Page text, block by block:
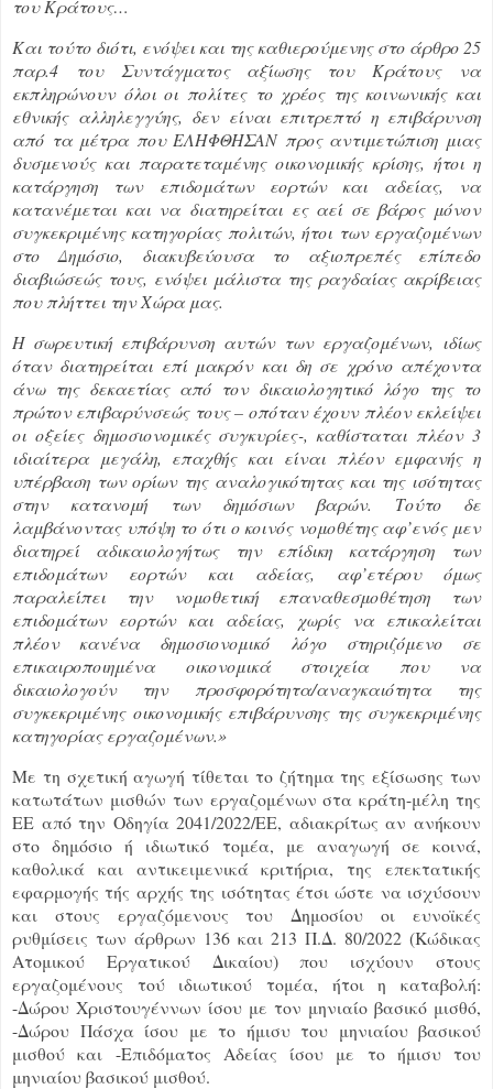
του Κράτους…
Και τούτο διότι, ενόψει και της καθιερούμενης στο άρθρο 25
παρ.4 του Συντάγματος αξίωσης του Κράτους να
εκπληρώνουν όλοι οι πολίτες το χρέος της κοινωνικής και
εθνικής αλληλεγγύης, δεν είναι επιτρεπτό η επιβάρυνση
από τα μέτρα που ΕΛΗΦΘΗΣΑΝ προς αντιμετώπιση μιας
δυσμενούς και παρατεταμένης οικονομικής κρίσης, ήτοι η
κατάργηση των επιδομάτων εορτών και αδείας, να
κατανέμεται και να διατηρείται ες αεί σε βάρος μόνον
συγκεκριμένης κατηγορίας πολιτών, ήτοι των εργαζομένων
στο Δημόσιο, διακυβεύουσα το αξιοπρεπές επίπεδο
διαβιώσεώς τους, ενόψει μάλιστα της ραγδαίας ακρίβειας
που πλήττει την Χώρα μας.
Η σωρευτική επιβάρυνση αυτών των εργαζομένων, ιδίως
όταν διατηρείται επί μακρόν και δη σε χρόνο απέχοντα
άνω της δεκαετίας από τον δικαιολογητικό λόγο της το
πρώτον επιβαρύνσεώς τους – οπόταν έχουν πλέον εκλείψει
οι οξείες δημοσιονομικές συγκυρίες-, καθίσταται πλέον 3
ιδιαίτερα μεγάλη, επαχθής και είναι πλέον εμφανής η
υπέρβαση των ορίων της αναλογικότητας και της ισότητας
στην κατανομή των δημόσιων βαρών. Τούτο δε
λαμβάνοντας υπόψη το ότι ο κοινός νομοθέτης αφ’ενός μεν
διατηρεί αδικαιολογήτως την επίδικη κατάργηση των
επιδομάτων εορτών και αδείας, αφ’ετέρου όμως
παραλείπει την νομοθετική επαναθεσμοθέτηση των
επιδομάτων εορτών και αδείας, χωρίς να επικαλείται
πλέον κανένα δημοσιονομικό λόγο στηριζόμενο σε
επικαιροποιημένα οικονομικά στοιχεία που να
δικαιολογούν την προσφορότητα/αναγκαιότητα της
συγκεκριμένης οικονομικής επιβάρυνσης της συγκεκριμένης
κατηγορίας εργαζομένων.»
Με τη σχετική αγωγή τίθεται το ζήτημα της εξίσωσης των
κατωτάτων μισθών των εργαζομένων στα κράτη-μέλη της
ΕΕ από την Οδηγία 2041/2022/ΕΕ, αδιακρίτως αν ανήκουν
στο δημόσιο ή ιδιωτικό τομέα, με αναγωγή σε κοινά,
καθολικά και αντικειμενικά κριτήρια, της επεκτατικής
εφαρμογής τής αρχής της ισότητας έτσι ώστε να ισχύσουν
και στους εργαζόμενους του Δημοσίου οι ευνοϊκές
ρυθμίσεις των άρθρων 136 και 213 Π.Δ. 80/2022 (Κώδικας
Ατομικού Εργατικού Δικαίου) που ισχύουν στους
εργαζομένους τού ιδιωτικού τομέα, ήτοι η καταβολή:
-Δώρου Χριστουγέννων ίσου με τον μηνιαίο βασικό μισθό,
-Δώρου Πάσχα ίσου με το ήμισυ του μηνιαίου βασικού
μισθού και -Επιδόματος Αδείας ίσου με το ήμισυ του
μηνιαίου βασικού μισθού.